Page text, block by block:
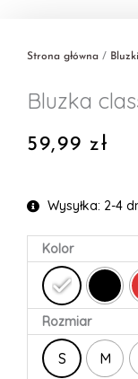
Strona główna / Bluzki
Bluzka
59,99 zł
Wysyłka: 2-4
Kolor
Rozmiar
S M
ilość
Bluzka
classic
z
suwakami